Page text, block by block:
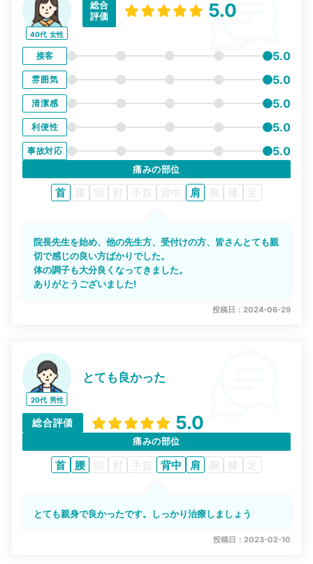
40代 女性
総合
評価
5.0
接客 5.0
雰囲気 5.0
清潔感 5.0
利便性 5.0
事故対応 5.0
痛みの部位
首 腰 頭 肘 手首 背中 肩 腕 膝 足
院長先生を始め、他の先生方、受付けの方、皆さんとても親
切で感じの良い方ばかりでした。
体の調子も大分良くなってきました。
ありがとうございました!
投稿日：2024-06-29
20代 男性
とても良かった
総合評価 5.0
痛みの部位
首 腰 頭 肘 手首 背中 肩 腕 膝 足
とても親身で良かったです。しっかり治療しましょう
投稿日：2023-02-10